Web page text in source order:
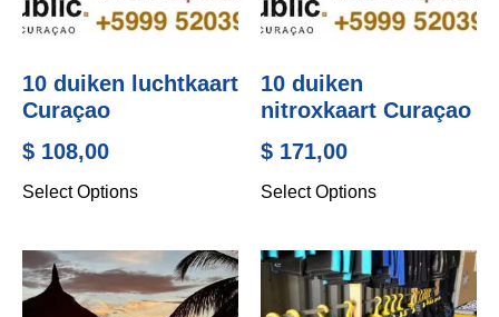
10 duiken luchtkaart
Curaçao
$ 108,00
Select Options
10 duiken
nitroxkaart Curaçao
$ 171,00
Select Options